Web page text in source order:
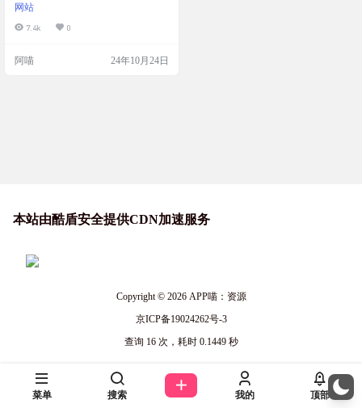
括美国、加拿大、英国、爱
尔兰、澳大利亚、印度、日
道准备的M3U播放列表。不管你是
在北美、欧洲还是亚洲，这个播放
的IPTV播放器指向这个列表的链
网站
7.4k 0
阿喵 24年10月24日
本站由酷盾安全提供CDN加速服务
Copyright © 2026APP喵：资源
京ICP备19024262号-3
查询 16 次，耗时 0.1449 秒
菜单 搜索 我的 顶部